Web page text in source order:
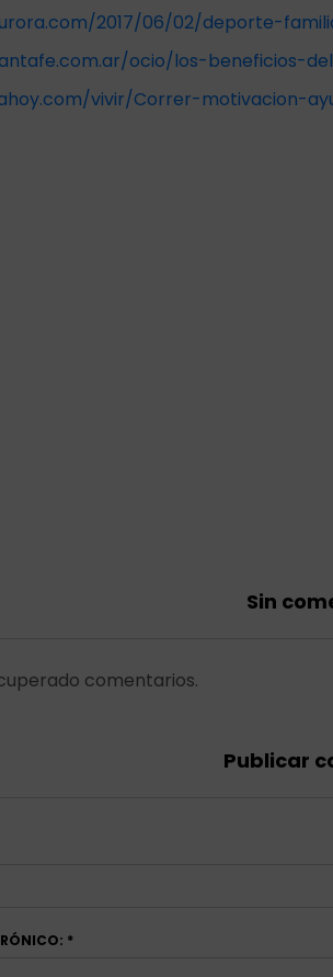
2017/06/02/deporte-
ocio/los-beneficios-
vivir/Correr-motivacion-
Sin
comentarios.
Publicar
*